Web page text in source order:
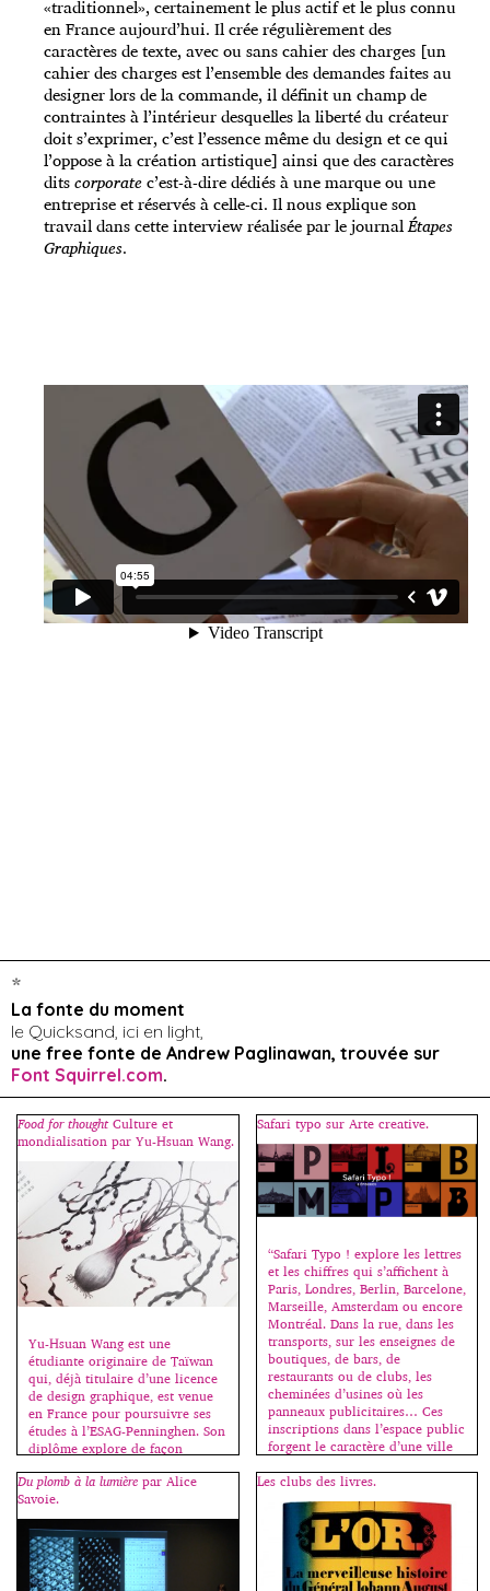
«traditionnel», certainement le plus actif et le plus connu
en France aujourd’hui. Il crée régulièrement des
caractères de texte, avec ou sans cahier des charges [un
cahier des charges est l’ensemble des demandes faites au
designer lors de la commande, il définit un champ de
contraintes à l’intérieur desquelles la liberté du créateur
doit s’exprimer, c’est l’essence même du design et ce qui
l’oppose à la création artistique] ainsi que des caractères
ditscorporatec’est-à-dire dédiés à une marque ou une
entreprise et réservés à celle-ci. Il nous explique son
travail dans cette interview réalisée par le journalÉtapes
Graphiques.
*
La fonte du moment
le Quicksand, ici en light,
une free fonte de Andrew Paglinawan, trouvée sur
Font Squirrel.com.
Food for thoughtCulture et
mondialisation par Yu-Hsuan Wang.
Yu-Hsuan Wang est une
étudiante originaire de Taïwan
qui, déjà titulaire d’une licence
de design graphique, est venue
en France pour poursuivre ses
études à l’ESAG-Penninghen. Son
diplôme explore de façon
apportés par la mondialisation
et le métissage des cultures. À
partir de la cuisine, il construit
une sorte de métaphore pour
[…]
Safari typo sur Arte creative.
“Safari Typo ! explore les lettres
et les chiffres qui s’affichent à
Paris, Londres, Berlin, Barcelone,
Marseille, Amsterdam ou encore
Montréal. Dans la rue, dans les
transports, sur les enseignes de
boutiques, de bars, de
restaurants ou de clubs, les
cheminées d’usines où les
panneaux publicitaires… Ces
inscriptions dans l’espace public
forgent le caractère d’une ville
Du plomb à la lumière par Alice
Savoie.
Les clubs des livres.